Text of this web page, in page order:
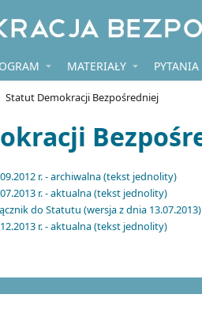
MATERIAŁY PYTANIA
Statut Demokracji Bezpośredniej
r. - archiwalna (tekst jednolity)
r. - aktualna (tekst jednolity)
do Statutu (wersja z dnia 13.07.2013)
r. - aktualna (tekst jednolity)